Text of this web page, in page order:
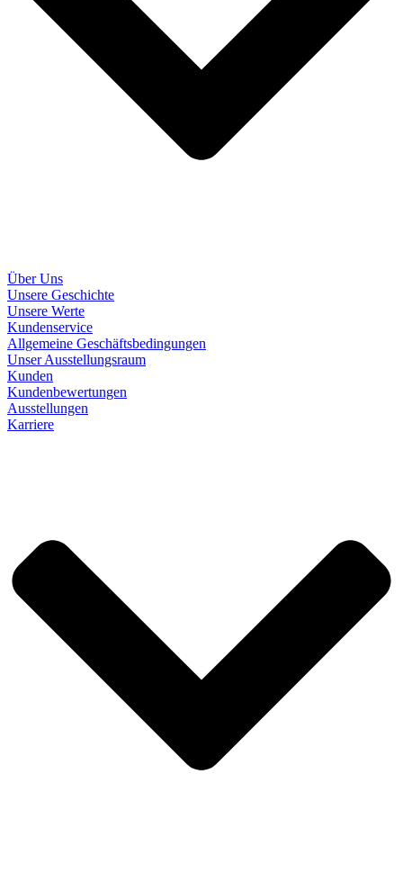
Über Uns
Unsere Geschichte
Unsere Werte
Kundenservice
Allgemeine Geschäftsbedingungen
Unser Ausstellungsraum
Kunden
Kundenbewertungen
Ausstellungen
Karriere